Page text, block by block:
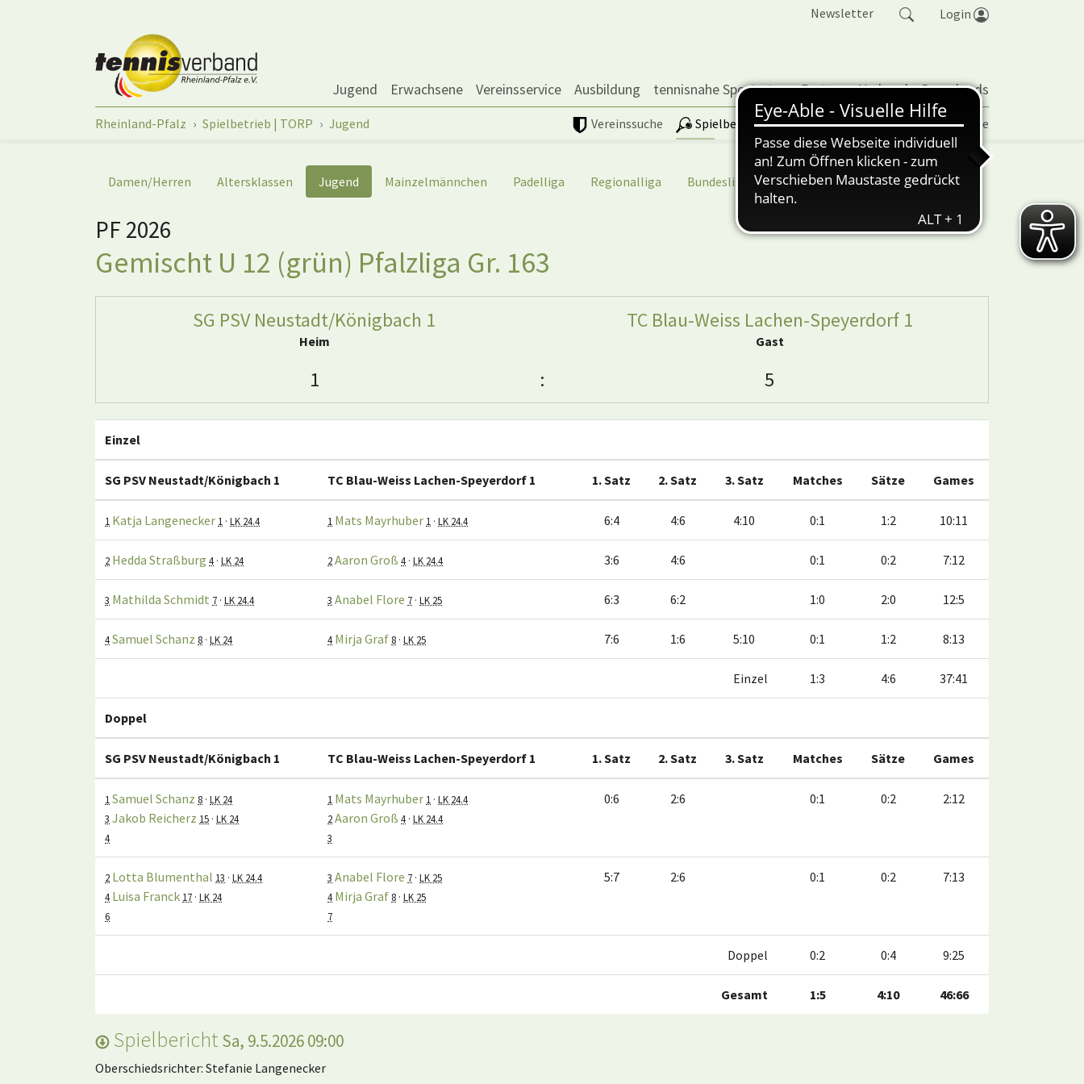
Newsletter Login
Jugend Erwachsene Vereinsservice Ausbildung tennisnahe Sportarten Partner Verband Downloads
Vereinssuche Spielbetrieb | TORP Vereinspokal Turniere
Sie sind hier:
Rheinland-Pfalz Spielbetrieb | TORP Jugend
Damen/Herren Altersklassen Jugend Mainzelmännchen Padelliga Regionalliga Bundesliga nuScore
PF 2026
Gemischt U 12 (grün) Pfalzliga Gr. 163
SG PSV Neustadt/Königbach 1
Heim
TC Blau-Weiss Lachen-Speyerdorf 1
Gast
1 : 5
Einzel
SG PSV Neustadt/Königbach 1 TC Blau-Weiss Lachen-Speyerdorf 1 1. Satz 2. Satz 3. Satz Matches Sätze Games
1 Katja Langenecker 1 · LK 24.4 1 Mats Mayrhuber 1 · LK 24.4 6:4 4:6 4:10 0:1 1:2 10:11
2 Hedda Straßburg 4 · LK 24 2Aaron Groß 4 · LK 24.4 3:6 4:6 0:1 0:2 7:12
3 Mathilda Schmidt 7 · LK 24.4 3 Anabel Flore 7 · LK 25 6:3 6:2 1:0 2:0 12:5
4Samuel Schanz 8 · LK 24 4 Mirja Graf 8 · LK 25 7:6 1:6 5:10 0:1 1:2 8:13
Einzel 1:3 4:6 37:41
Doppel
SG PSV Neustadt/Königbach 1 TC Blau-Weiss Lachen-Speyerdorf 1 1. Satz 2. Satz 3. Satz Matches Sätze Games
1 Samuel Schanz 8 · LK 24
3 Jakob Reicherz 15 · LK 24
4
1 Mats Mayrhuber 1 · LK 24.4
2Aaron Groß 4 · LK 24.4
3
0:6 2:6 0:1 0:2 2:12
2 Lotta Blumenthal 13 · LK 24.4
4 Luisa Franck 17 · LK 24
6
3 Anabel Flore 7 · LK 25
4 Mirja Graf 8 · LK 25
7
5:7 2:6 0:1 0:2 7:13
Doppel 0:2 0:4 9:25
Gesamt 1:5 4:10 46:66
Spielbericht Sa, 9.5.2026 09:00
Oberschiedsrichter: Stefanie Langenecker